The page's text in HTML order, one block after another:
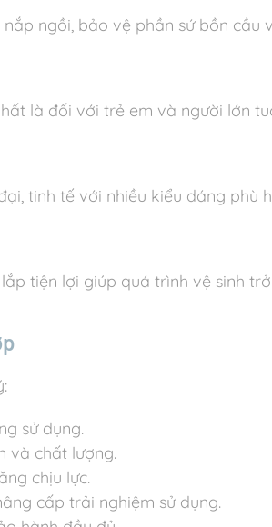
ngồi, bảo vệ phần sứ bồn cầu
là đối với trẻ em và người lớn
tinh tế với nhiều kiểu dáng phù
tiện lợi giúp quá trình vệ sinh
sử dụng.
và chất lượng.
chịu lực.
cấp trải nghiệm sử dụng.